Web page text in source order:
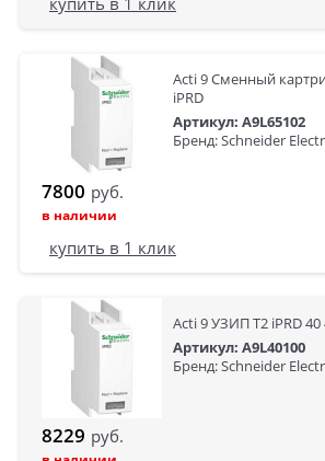
Acti 9 Сменный
iPRD
Артикул: A9L65102
Бренд: Schneider
7800 руб.
в наличии
купить в 1 клик
Acti 9 УЗИП Т2 iPRD 40
Артикул: A9L40100
Бренд: Schneider
8229 руб.